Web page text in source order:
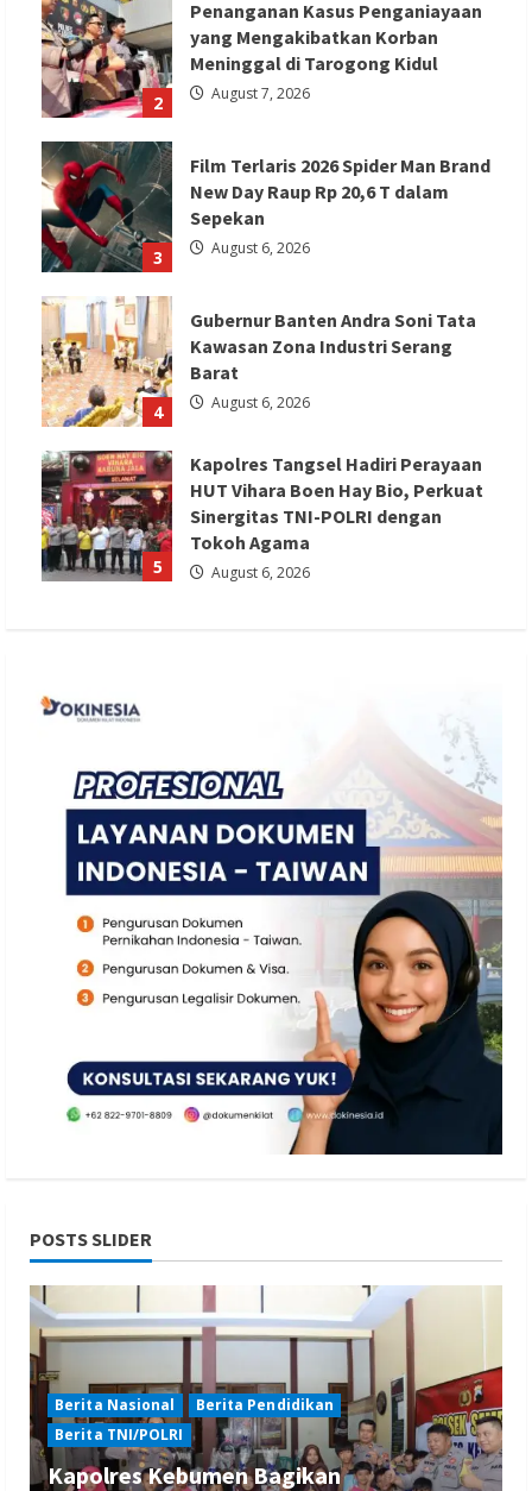
2
Penanganan Kasus Penganiayaan
yang Mengakibatkan Korban
Meninggal di Tarogong Kidul
August 7, 2026
3
Film Terlaris 2026 Spider Man Brand
New Day Raup Rp 20,6 T dalam
Sepekan
August 6, 2026
4
Gubernur Banten Andra Soni Tata
Kawasan Zona Industri Serang
Barat
August 6, 2026
5
Kapolres Tangsel Hadiri Perayaan
HUT Vihara Boen Hay Bio, Perkuat
Sinergitas TNI-POLRI dengan
Tokoh Agama
August 6, 2026
POSTS SLIDER
Berita Nasional
Berita Pendidikan
Berita TNI/POLRI
Kapolres Kebumen Bagikan